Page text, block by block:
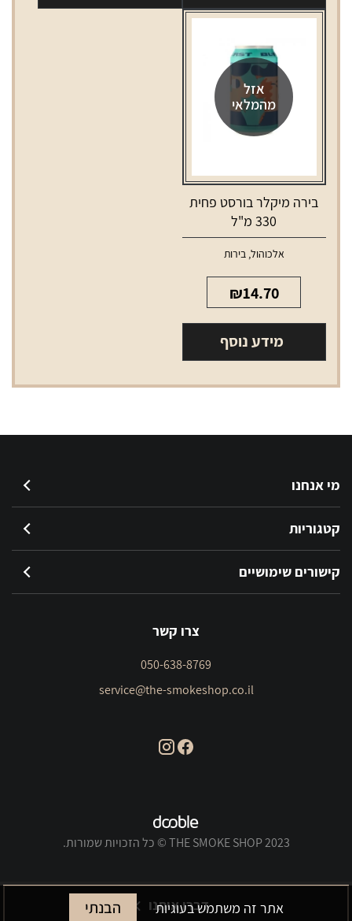
דברו איתנו
אזל
מהמלאי
בירה מיקלר בורסט פחית
330 מ"ל
אלכוהול,בירות
₪14.70
מידע נוסף
מי אנחנו
קטגוריות
קישורים שימושיים
צרו קשר
050-638-8769
service@the-smokeshop.co.il
THE SMOKE SHOP 2023 © כל הזכויות שמורות.
אתר זה משתמש בעוגיות הבנתי